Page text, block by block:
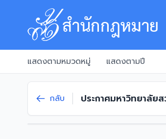
แสดงตามหมวดหมู่ แสดงตามปี
กลับ ประกาศมหาวิทยาลัย